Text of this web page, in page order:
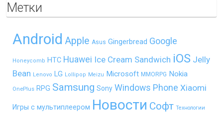
Метки
Android Apple Asus Gingerbread Google
Honeycomb HTC Huawei Ice Cream Sandwich iOS Jelly
Bean Lenovo LG Lollipop Meizu Microsoft MMORPG Nokia
OnePlus RPG Samsung Sony Windows Phone Xiaomi
Игры с мультиплеером Новости Софт Технологии